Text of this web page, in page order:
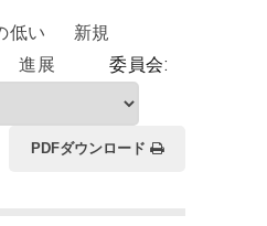
低い
新規
進展 委員会:
PDFダウンロード